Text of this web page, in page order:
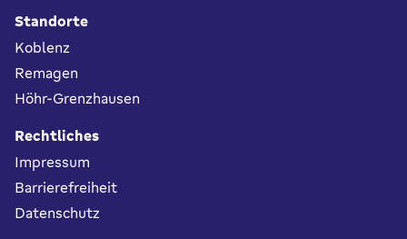
Standorte
Koblenz
Remagen
Höhr-Grenzhausen
Rechtliches
Impressum
Barrierefreiheit
Datenschutz